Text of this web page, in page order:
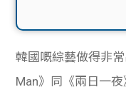
韓國嘅綜藝做得非
Man》同《兩日一